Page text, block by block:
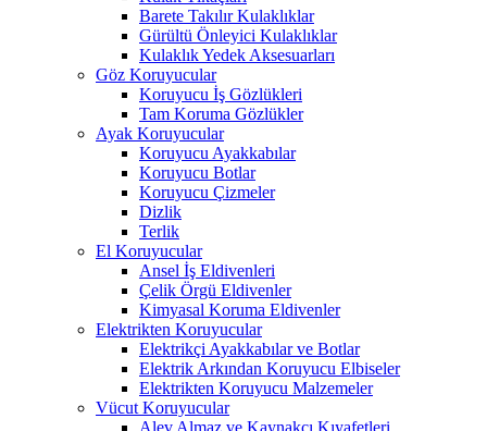
Barete Takılır Kulaklıklar
Gürültü Önleyici Kulaklıklar
Kulaklık Yedek Aksesuarları
Göz Koruyucular
Koruyucu İş Gözlükleri
Tam Koruma Gözlükler
Ayak Koruyucular
Koruyucu Ayakkabılar
Koruyucu Botlar
Koruyucu Çizmeler
Dizlik
Terlik
El Koruyucular
Ansel İş Eldivenleri
Çelik Örgü Eldivenler
Kimyasal Koruma Eldivenler
Elektrikten Koruyucular
Elektrikçi Ayakkabılar ve Botlar
Elektrik Arkından Koruyucu Elbiseler
Elektrikten Koruyucu Malzemeler
Vücut Koruyucular
Alev Almaz ve Kaynakçı Kıyafetleri